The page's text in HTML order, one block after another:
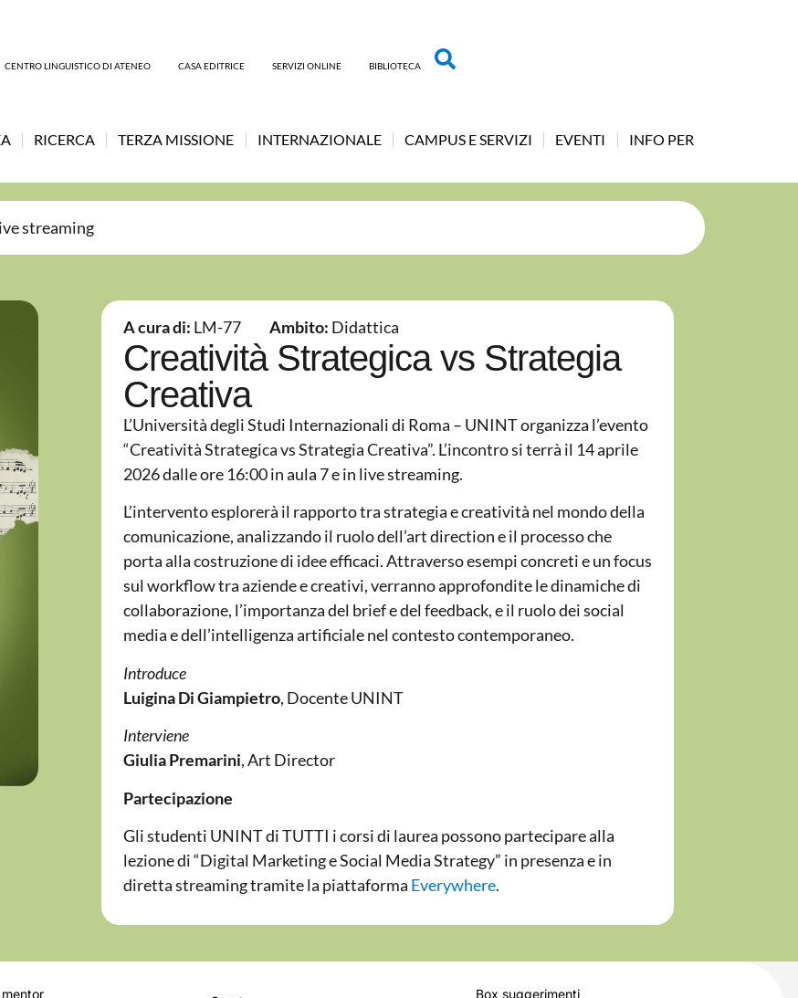
CENTRO LINGUISTICO DI ATENEO CASA EDITRICE SERVIZI ONLINE BIBLIOTECA
RICERCA TERZA MISSIONE INTERNAZIONALE CAMPUS E SERVIZI EVENTI INFO PER
streaming
A cura di: LM-77 Ambito: Didattica
Creatività Strategica vs Strategia
Creativa
L’Università degli Studi Internazionali di Roma – UNINT organizza l’evento
“Creatività Strategica vs Strategia Creativa”. L’incontro si terrà il 14 aprile
2026 dalle ore 16:00 in aula 7 e in live streaming.
L’intervento esplorerà il rapporto tra strategia e creatività nel mondo della
comunicazione, analizzando il ruolo dell’art direction e il processo che
porta alla costruzione di idee efficaci. Attraverso esempi concreti e un focus
sul workflow tra aziende e creativi, verranno approfondite le dinamiche di
collaborazione, l’importanza del brief e del feedback, e il ruolo dei social
media e dell’intelligenza artificiale nel contesto contemporaneo.
Introduce
Luigina Di Giampietro, Docente UNINT
Interviene
Giulia Premarini, Art Director
Partecipazione
Gli studenti UNINT di TUTTI i corsi di laurea possono partecipare alla
lezione di “Digital Marketing e Social Media Strategy” in presenza e in
diretta streaming tramite la piattaforma Everywhere.
Box suggerimenti